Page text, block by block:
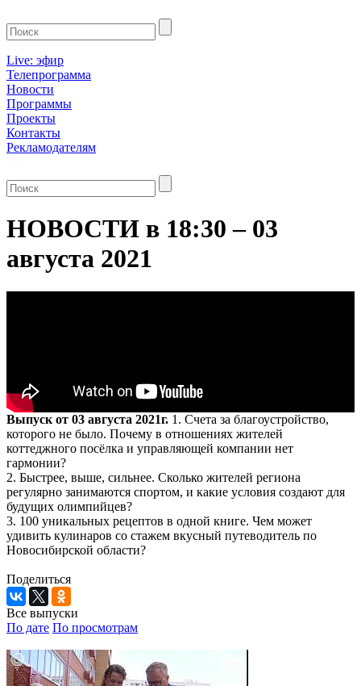
Live: эфир
Телепрограмма
Новости
Программы
Проекты
Контакты
Рекламодателям
НОВОСТИ в 18:30 – 03
августа 2021
Выпуск от 03 августа 2021г. 1. Счета за благоустройство,
которого не было. Почему в отношениях жителей
коттеджного посёлка и управляющей компании нет
гармонии?
2. Быстрее, выше, сильнее. Сколько жителей региона
регулярно занимаются спортом, и какие условия создают для
будущих олимпийцев?
3. 100 уникальных рецептов в одной книге. Чем может
удивить кулинаров со стажем вкусный путеводитель по
Новосибирской области?
Поделиться
Все выпуски
По дате По просмотрам